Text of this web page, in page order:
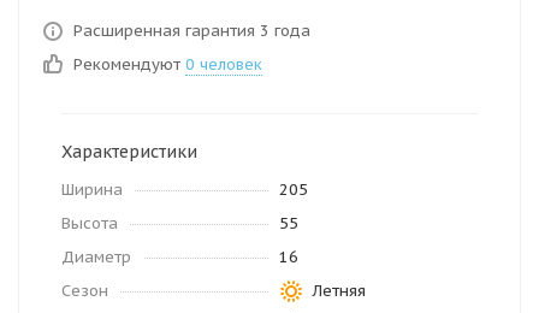
Расширенная гарантия 3 года
Рекомендуют 0 человек
Характеристики
Ширина
205
Высота
55
Диаметр
16
Сезон
Летняя